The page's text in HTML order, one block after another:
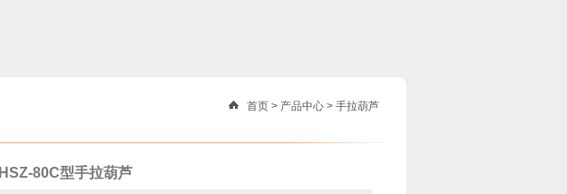
首页 > 产品中心 > 手拉葫芦
HSZ-80C型手拉葫芦